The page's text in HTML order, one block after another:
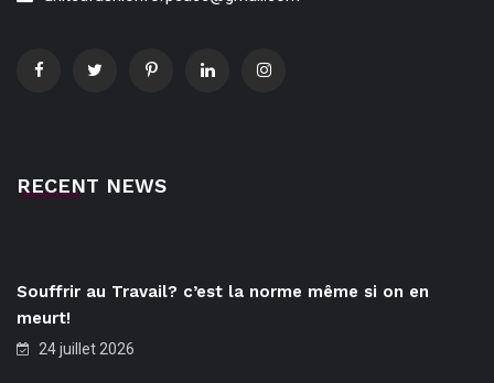
RECENT NEWS
Souffrir au Travail? c’est la norme même si on en
meurt!
24 juillet 2026